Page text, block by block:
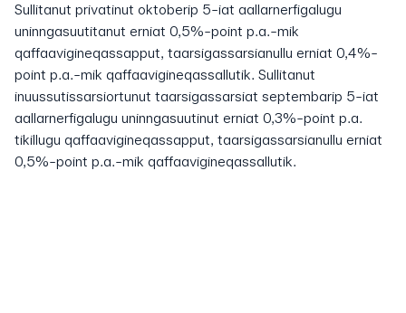
Sullitanut privatinut oktoberip 5-iat aallarnerfigalugu
uninngasuutitanut erniat 0,5%-point p.a.-mik
qaffaavigineqassapput, taarsigassarsianullu erniat 0,4%-
point p.a.-mik qaffaavigineqassallutik. Sullitanut
inuussutissarsiortunut taarsigassarsiat septembarip 5-iat
aallarnerfigalugu uninngasuutinut erniat 0,3%-point p.a.
tikillugu qaffaavigineqassapput, taarsigassarsianullu erniat
0,5%-point p.a.-mik qaffaavigineqassallutik.